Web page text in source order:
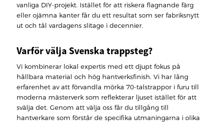
vanliga DIY-projekt. Istället för att riskera flagnande färg
eller ojämna kanter får du ett resultat som ser fabriksnytt
ut och tål vardagens slitage i decennier.
Varför välja Svenska trappsteg?
Vi kombinerar lokal expertis med ett djupt fokus på
hållbara material och hög hantverksfinish. Vi har lång
erfarenhet av att förvandla mörka 70-talstrappor i furu till
moderna mästerverk som reflekterar ljuset istället för att
svälja det. Genom att välja oss får du tillgång till
hantverkare som förstår de specifika utmaningarna i olika